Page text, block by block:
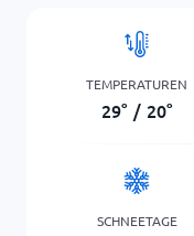
TEMPERATUREN
29° / 20°
SCHNEETAGE